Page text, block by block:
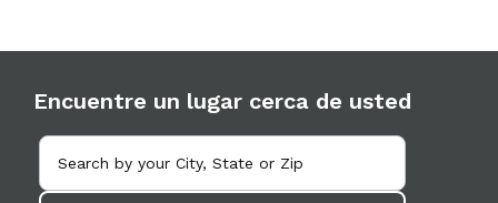
Aspire Dermatology, LLC
Teléfono
401-239-1800
Dirección
Encuentre un lugar cerca de usted